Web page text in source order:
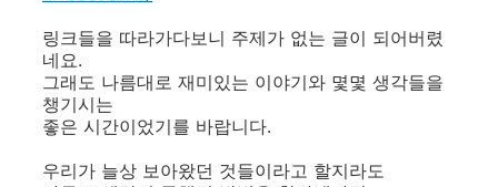
링크들을 따라가다보니 주제가 없는 글이 되어버렸
네요.
그래도 나름대로 재미있는 이야기와 몇몇 생각들을
챙기시는
좋은 시간이었기를 바랍니다.
우리가 늘상 보아왔던 것들이라고 할지라도